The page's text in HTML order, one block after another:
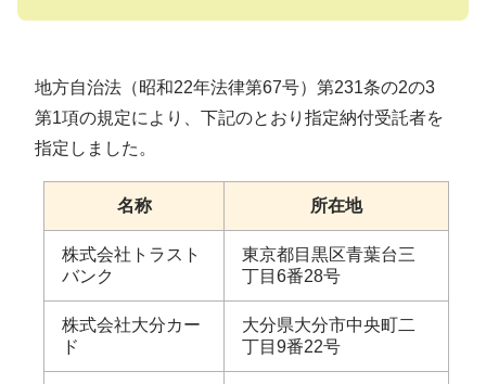
地方自治法（昭和22年法律第67号）第231条の2の3
第1項の規定により、下記のとおり指定納付受託者を
指定しました。
名称 所在地
株式会社トラスト
バンク
東京都目黒区青葉台三
丁目6番28号
株式会社大分カー
ド
大分県大分市中央町二
丁目9番22号